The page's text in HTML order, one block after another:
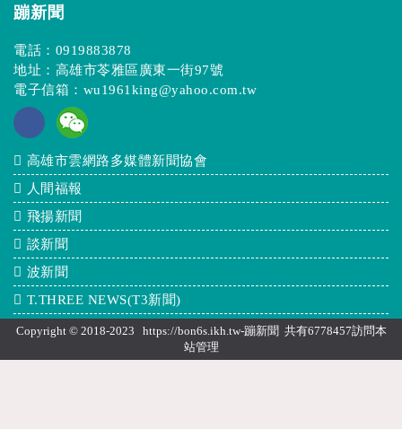
蹦新聞
電話： 0919883878
地址：高雄市苓雅區廣東一街97號
電子信箱： wu1961king@yahoo.com.tw
高雄市雲網路多媒體新聞協會
人間福報
飛揚新聞
談新聞
波新聞
T.THREE NEWS(T3新聞)
Copyright © 2018-2023 https://bon6s.ikh.tw-蹦新聞 共有6778457訪問本
站管理